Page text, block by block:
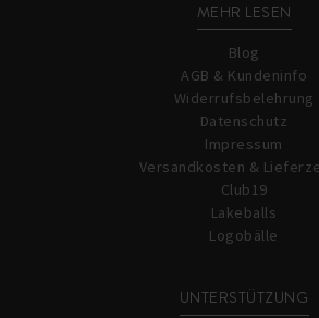
MEHR LESEN
Blog
AGB & Kundeninfo
Widerrufsbelehrung
Datenschutz
Impressum
Versandkosten &
Club19
Lakeballs
Logobälle
UNTERSTÜTZUNG